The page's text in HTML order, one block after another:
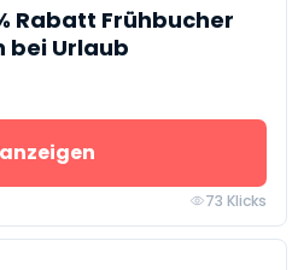
Rabatt Frühbucher
Urlaub
73 Klicks